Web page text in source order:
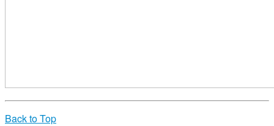
Back to Top